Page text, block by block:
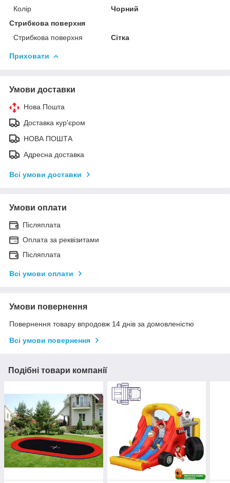
Колір
Чорний
Стрибкова поверхня
Стрибкова поверхня
Сітка
Приховати
Умови доставки
Нова Пошта
Доставка кур'єром
НОВА ПОШТА
Адресна доставка
Всі умови доставки
Умови оплати
Післяплата
Оплата за реквізитами
Післяплата
Всі умови оплати
Умови повернення
Повернення товару впродовж 14 днів за домовленістю
Всі умови повернення
Подібні товари компанії